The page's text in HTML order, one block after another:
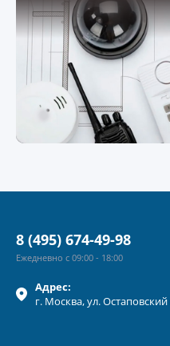
Адрес:
г. Москва, ул.Остаповский
8 (495) 674-49-98
Ежедневно с 09:00 - 18:00